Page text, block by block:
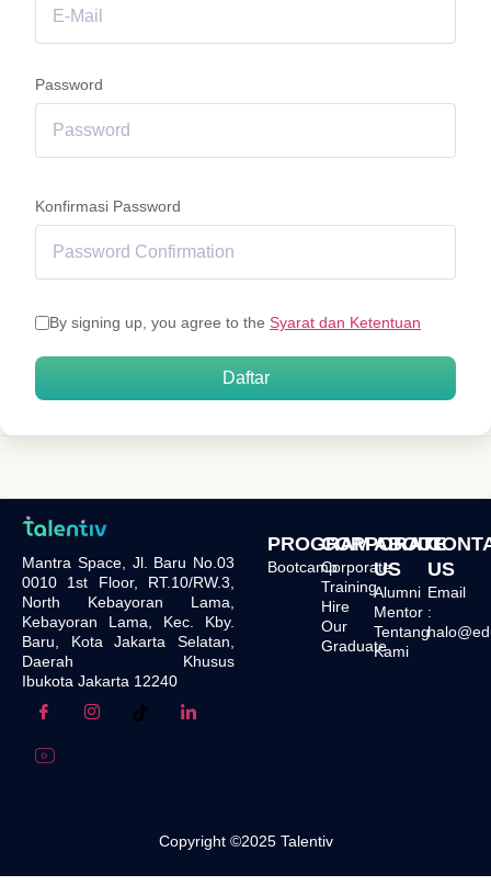
Password
Konfirmasi Password
By signing up, you agree to the Syarat dan Ketentuan
Daftar
Mantra Space, Jl. Baru No.03
0010 1st Floor, RT.10/RW.3,
North Kebayoran Lama,
Kebayoran Lama, Kec. Kby.
Baru, Kota Jakarta Selatan,
Daerah Khusus
Ibukota Jakarta 12240
PROGRAM
Bootcamp
CORPORATE
Corporate
Training
Hire
Our
Graduate
ABOUT
US
Alumni
Mentor
Tentang
Kami
US
Email
:
Copyright ©2025 Talentiv